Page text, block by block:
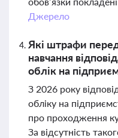
Джерело
Які штрафи
навчання
облік на
З 2026 року
обліку на
про проходження
За відсутність